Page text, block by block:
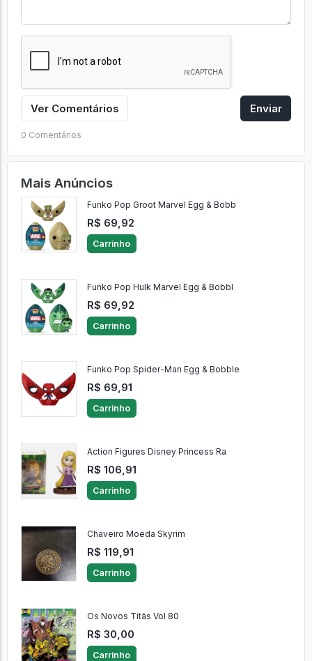
Ver Comentários Enviar
0 Comentários
Mais Anúncios
Funko Pop Groot Marvel Egg & Bobb
R$ 69,92
Carrinho
Funko Pop Hulk Marvel Egg & Bobbl
R$ 69,92
Carrinho
Funko Pop Spider-Man Egg & Bobble
R$ 69,91
Carrinho
Action Figures Disney Princess Ra
R$ 106,91
Carrinho
Chaveiro Moeda Skyrim
R$ 119,91
Carrinho
Os Novos Titãs Vol 80
R$ 30,00
Carrinho